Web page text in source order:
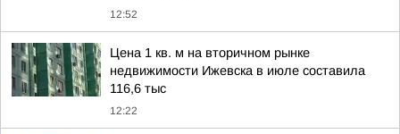
12:52
Цена 1 кв. м на вторичном рынке
недвижимости Ижевска в июле составила
116,6 тыс
12:22